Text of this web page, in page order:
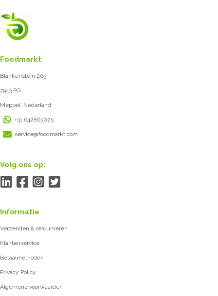
Foodmarkt
Blankenstein 265
7943 PG
Meppel, Nederland
+31 642863025
service@foodmarkt.com
Volg ons op:
Informatie
Verzenden & retourneren
Klantenservice
Betaalmethoden
Privacy Policy
Algemene voorwaarden